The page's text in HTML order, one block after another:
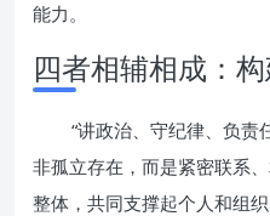
能力。
四者相辅相成：
“讲政治、守纪律、负责
非孤立存在，而是紧密联系
整体，共同支撑起个人和组